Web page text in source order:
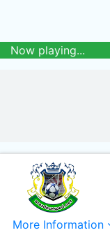
Now playing...
More Information